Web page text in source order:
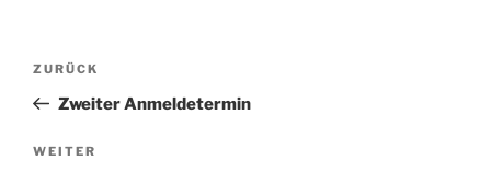
Beitragsnavigation
Vorheriger
Beitrag
ZURÜCK
Zweiter Anmeldetermin
Nächster
WEITER